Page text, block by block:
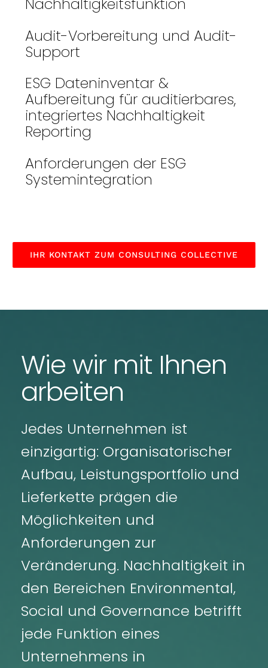
Audit-Vorbereitung und Audit-
Support
ESG Dateninventar &
Aufbereitung für auditierbares,
integriertes Nachhaltigkeit
Reporting
Anforderungen der ESG
Systemintegration
IHR KONTAKT ZUM CONSULTING COLLECTIVE
Wie wir mit Ihnen
arbeiten
Jedes Unternehmen ist
einzigartig: Organisatorischer
Aufbau, Leistungsportfolio und
Lieferkette prägen die
Möglichkeiten und
Anforderungen zur
Veränderung. Nachhaltigkeit in
den Bereichen Environmental,
Social und Governance betrifft
jede Funktion eines
Unternehmens in